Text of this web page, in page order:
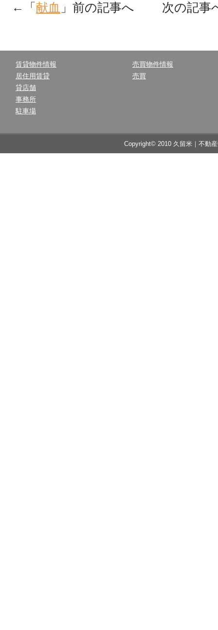
←「 献血 」前の記事へ 次の記事
賃貸物件情報
居住用賃貸
貸店舗
事務所
駐車場
売買物件情報
売買
Copyright© 2010 久留米｜不動